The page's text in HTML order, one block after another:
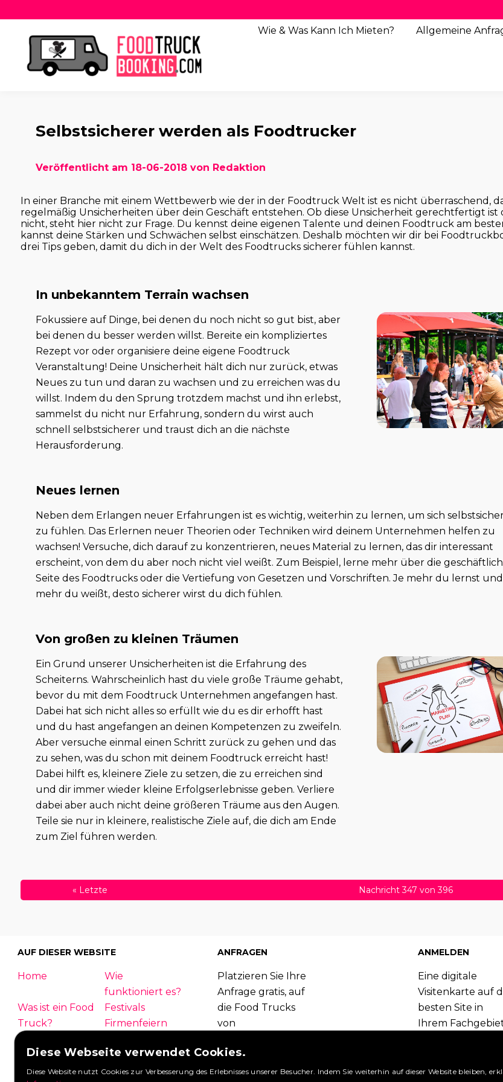
Wie & Was Kann Ich Mieten? Allgemeine
Selbstsicherer werden als Foodtrucker
Veröffentlicht am 18-06-2018 von Redaktion
In einer Branche mit einem Wettbewerb wie der in der Foodtruck Welt ist es nicht überraschend,
regelmäßig Unsicherheiten über dein Geschäft entstehen. Ob diese Unsicherheit gerechtfertigt ist
nicht, steht hier nicht zur Frage. Du kennst deine eigenen Talente und deinen Foodtruck am
kannst deine Stärken und Schwächen selbst einschätzen. Deshalb möchten wir dir bei
drei Tips geben, damit du dich in der Welt des Foodtrucks sicherer fühlen kannst.
In unbekanntem Terrain wachsen
Fokussiere auf Dinge, bei denen du noch nicht so gut bist, aber
bei denen du besser werden willst. Bereite ein kompliziertes
Rezept vor oder organisiere deine eigene Foodtruck
Veranstaltung! Deine Unsicherheit hält dich nur zurück, etwas
Neues zu tun und daran zu wachsen und zu erreichen was du
willst. Indem du den Sprung trotzdem machst und ihn erlebst,
sammelst du nicht nur Erfahrung, sondern du wirst auch
schnell selbstsicherer und traust dich an die nächste
Herausforderung.
Neues lernen
Neben dem Erlangen neuer Erfahrungen ist es wichtig, weiterhin zu lernen, um sich
zu fühlen. Das Erlernen neuer Theorien oder Techniken wird deinem Unternehmen helfen zu
wachsen! Versuche, dich darauf zu konzentrieren, neues Material zu lernen, das dir interessant
erscheint, von dem du aber noch nicht viel weißt. Zum Beispiel, lerne mehr über die
Seite des Foodtrucks oder die Vertiefung von Gesetzen und Vorschriften. Je mehr du lernst
mehr du weißt, desto sicherer wirst du dich fühlen.
Von großen zu kleinen Träumen
Ein Grund unserer Unsicherheiten ist die Erfahrung des
Scheiterns. Wahrscheinlich hast du viele große Träume gehabt,
bevor du mit dem Foodtruck Unternehmen angefangen hast.
Dabei hat sich nicht alles so erfüllt wie du es dir erhofft hast
und du hast angefangen an deinen Kompetenzen zu zweifeln.
Aber versuche einmal einen Schritt zurück zu gehen und das
zu sehen, was du schon mit deinem Foodtruck erreicht hast!
Dabei hilft es, kleinere Ziele zu setzen, die zu erreichen sind
und dir immer wieder kleine Erfolgserlebnisse geben. Verliere
dabei aber auch nicht deine größeren Träume aus den Augen.
Teile sie nur in kleinere, realistische Ziele auf, die dich am Ende
zum Ziel führen werden.
« Letzte Nachricht 347 von 396
AUF DIESER WEBSITE
Home
Wie
funktioniert es?
Was ist ein Food
Truck?
Festivals
Firmenfeiern
Hochzeit
Einloggen
Übersicht
FAQ
Partner
ANFRAGEN
Platzieren Sie Ihre
Anfrage gratis, auf
die Food Trucks
von
antworten können.
ANMELDEN
Eine digitale
Visitenkarte auf
besten Site in
Ihrem
nutzen Sie die
Diese Webseite verwendet Cookies.
Diese Website nutzt Cookies zur Verbesserung des Erlebnisses unserer Besucher. Indem Sie weiterhin auf dieser Website bleiben,